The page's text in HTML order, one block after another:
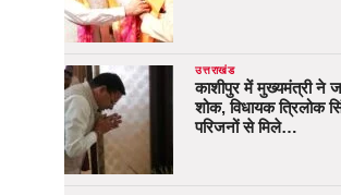
उत्तराखंड
काशीपुर में मुख्यमंत्री ने
शोक, विधायक त्रिलोक
परिजनों से मिले…